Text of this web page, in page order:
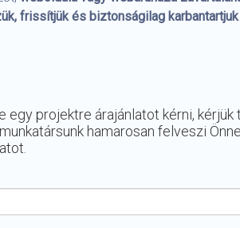
frissítjük és biztonságilag
projektre árajánlatot kérni, kérjük
hamarosan felveszi